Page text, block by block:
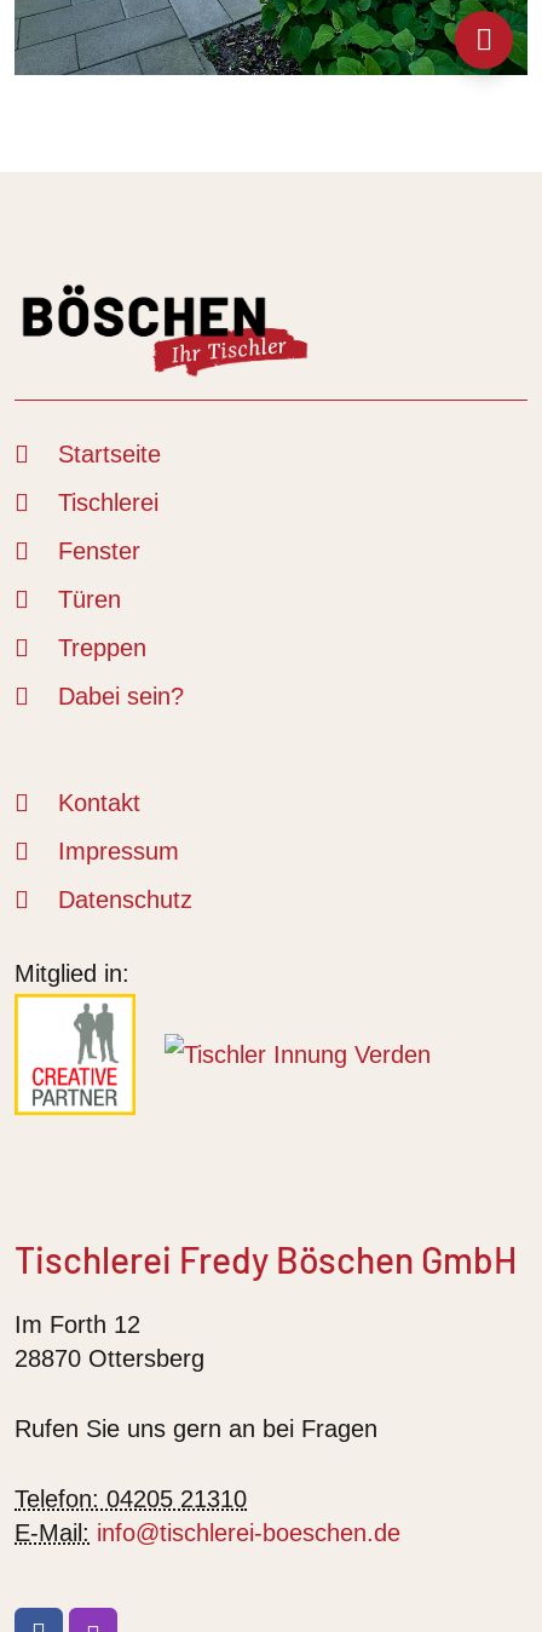
Startseite
Tischlerei
Fenster
Türen
Treppen
Dabei sein?
Kontakt
Impressum
Datenschutz
Mitglied in:
Tischlerei Fredy Böschen GmbH
Im Forth 12
28870 Ottersberg
Rufen Sie uns gern an bei Fragen
Telefon: 04205 21310
E-Mail: info@tischlerei-boeschen.de